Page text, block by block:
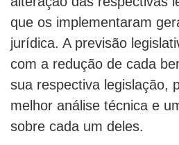
que os implementaram
jurídica. A previsão
com a redução de cada
sua respectiva legislação,
melhor análise técnica e
sobre cada um deles.